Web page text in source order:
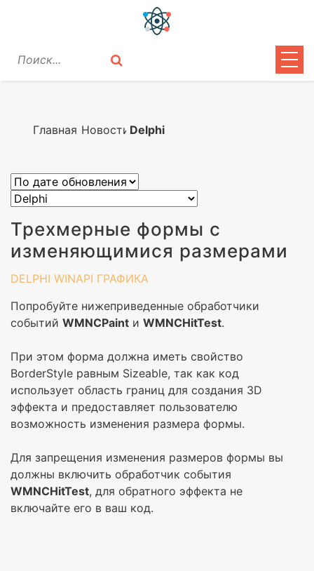
ЛИРИКА
ВОЙТИ
Главная Новости Delphi
Трехмерные формы с
изменяющимися размерами
DELPHI WINAPI ГРАФИКА
Попробуйте нижеприведенные обработчики
событий WMNCPaint и WMNCHitTest.
При этом форма должна иметь свойство
BorderStyle равным Sizeable, так как код
использует область границ для создания 3D
эффекта и предоставляет пользователю
возможность изменения размера формы.
Для запрещения изменения размеров формы вы
должны включить обработчик события
WMNCHitTest, для обратного эффекта не
включайте его в ваш код.